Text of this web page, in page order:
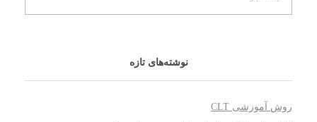
نوشته‌های تازه
روش آموزشی CLT